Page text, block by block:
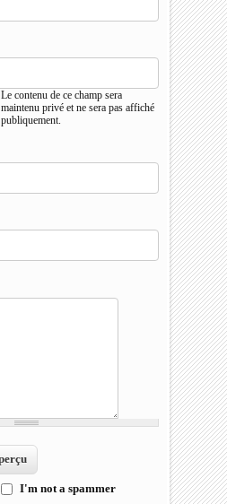
Le contenu de ce champ sera
maintenu privé et ne sera pas affiché
publiquement.
I'm not a spammer